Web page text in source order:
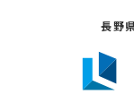
長野